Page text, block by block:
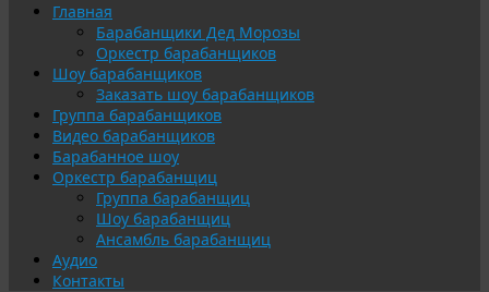
Главная
Барабанщики Дед Морозы
Оркестр барабанщиков
Шоу барабанщиков
Заказать шоу барабанщиков
Группа барабанщиков
Видео барабанщиков
Барабанное шоу
Оркестр барабанщиц
Группа барабанщиц
Шоу барабанщиц
Ансамбль барабанщиц
Аудио
Контакты